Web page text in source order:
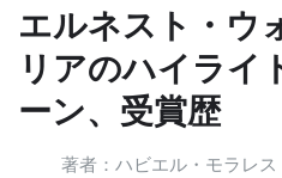
エルネスト・ウ
リアのハイライ
ーン、受賞歴
著者：ハビエル・モラレス